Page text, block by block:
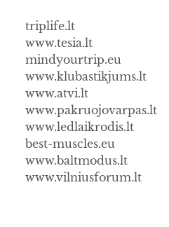
triplife.lt
www.tesia.lt
mindyourtrip.eu
www.klubastikjums.lt
www.atvi.lt
www.pakruojovarpas.lt
www.ledlaikrodis.lt
best-muscles.eu
www.baltmodus.lt
www.vilniusforum.lt